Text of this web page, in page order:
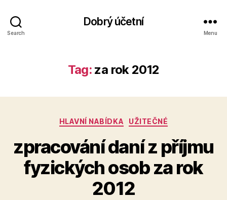
Search
Dobrý účetní
Menu
Tag: za rok 2012
Categories
HLAVNÍ NABÍDKA UŽITEČNÉ
zpracování daní z příjmu
fyzických osob za rok
2012